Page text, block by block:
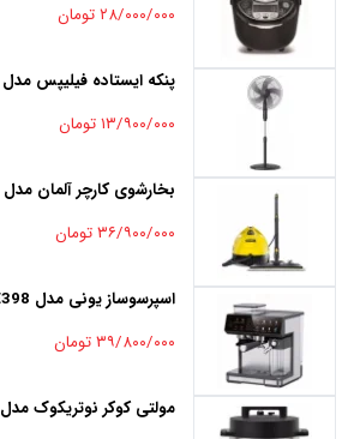
۲۸/۰۰۰/۰۰۰ تومان
پنکه ایستاده فیلیپس مدل ACP620 با ۵ پره
۱۳/۹۰۰/۰۰۰ تومان
بخارشوی کارچر آلمان مدل SC3
۳۶/۹۰۰/۰۰۰ تومان
اسپرسوساز یونی مدل UE398 آسیاب دار
۳۹/۸۰۰/۰۰۰ تومان
مولتی کوکر نوتریکوک مدل SP330 ظرفیت ۸ لیتر